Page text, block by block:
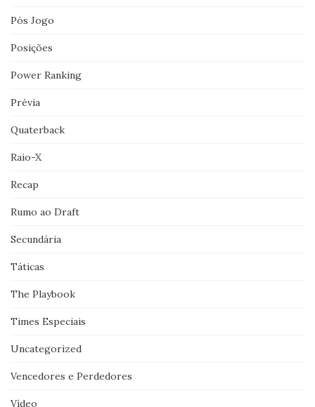
Pós Jogo
Posições
Power Ranking
Prévia
Quaterback
Raio-X
Recap
Rumo ao Draft
Secundária
Táticas
The Playbook
Times Especiais
Uncategorized
Vencedores e Perdedores
Vídeo